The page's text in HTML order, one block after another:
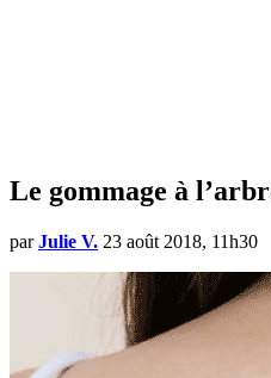
Le gommage à
par Julie V. 23 août 2018, 11h30